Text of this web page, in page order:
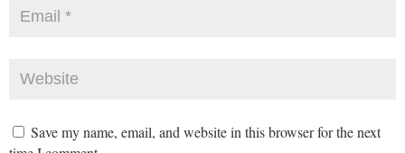
Save my name, email, and website in this browser for the next